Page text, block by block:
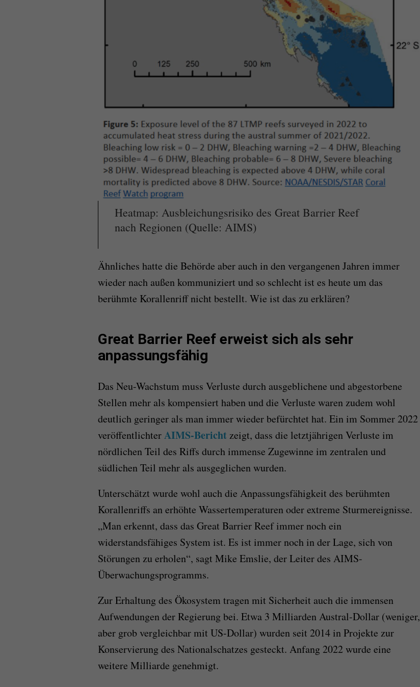
Heatmap: Ausbleichungsrisiko des Great Barrier Reef
nach Regionen (Quelle: AIMS)
Ähnliches hatte die Behörde aber auch in den vergangenen Jahren immer
wieder nach außen kommuniziert und so schlecht ist es heute um das
berühmte Korallenriff nicht bestellt. Wie ist das zu erklären?
Great Barrier Reef erweist sich als sehr
anpassungsfähig
Das Neu-Wachstum muss Verluste durch ausgeblichene und abgestorbene
Stellen mehr als kompensiert haben und die Verluste waren zudem wohl
deutlich geringer als man immer wieder befürchtet hat. Ein im Sommer 2022
veröffentlichterAIMS-Bericht zeigt, dass die letztjährigen Verluste im
nördlichen Teil des Riffs durch immense Zugewinne im zentralen und
südlichen Teil mehr als ausgeglichen wurden.
Unterschätzt wurde wohl auch die Anpassungsfähigkeit des berühmten
Korallenriffs an erhöhte Wassertemperaturen oder extreme Sturmereignisse.
„Man erkennt, dass das Great Barrier Reef immer noch ein
widerstandsfähiges System ist. Es ist immer noch in der Lage, sich von
Störungen zu erholen“, sagt Mike Emslie, der Leiter des AIMS-
Überwachungsprogramms.
Zur Erhaltung des Ökosystem tragen mit Sicherheit auch die immensen
Aufwendungen der Regierung bei. Etwa 3 Milliarden Austral-Dollar (weniger,
aber grob vergleichbar mit US-Dollar) wurden seit 2014 in Projekte zur
Konservierung des Nationalschatzes gesteckt. Anfang 2022 wurde eine
weitere Milliarde genehmigt.